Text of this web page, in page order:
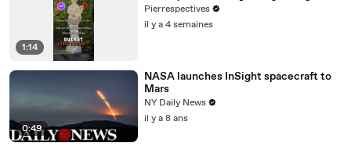
1:14
Pierrespectives
il y a 4 semaines
0:49
NASA launches InSight spacecraft to
Mars
NY Daily News
il y a 8 ans